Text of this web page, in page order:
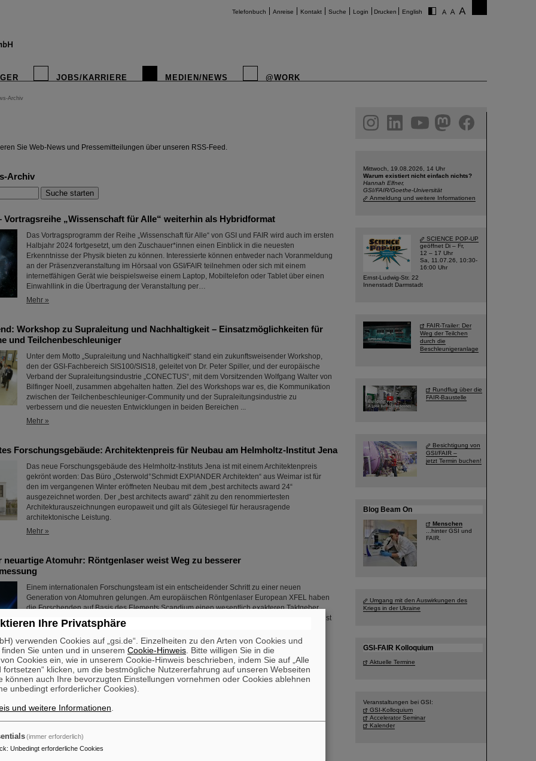
Telefonbuch Anreise Kontakt Suche Login Drucken English
JOBS/KARRIERE MEDIEN/NEWS @WORK
Archiv
Sie Web-News und Pressemitteilungen über unseren RSS-Feed.
Archiv
Vortragsreihe „Wissenschaft für Alle“ weiterhin als Hybridformat
Das Vortragsprogramm der Reihe „Wissenschaft für Alle“ von GSI und FAIR wird auch im ersten
Halbjahr 2024 fortgesetzt, um den Zuschauer*innen einen Einblick in die neuesten
Erkenntnisse der Physik bieten zu können. Interessierte können entweder nach Voranmeldung
an der Präsenzveranstaltung im Hörsaal von GSI/FAIR teilnehmen oder sich mit einem
internetfähigen Gerät wie beispielsweise einem Laptop, Mobiltelefon oder Tablet über einen
Einwahllink in die Übertragung der Veranstaltung per…
Mehr »
Workshop zu Supraleitung und Nachhaltigkeit – Einsatzmöglichkeiten für
und Teilchenbeschleuniger
Unter dem Motto „Supraleitung und Nachhaltigkeit“ stand ein zukunftsweisender Workshop,
den der GSI-Fachbereich SIS100/SIS18, geleitet von Dr. Peter Spiller, und der europäische
Verband der Supraleitungsindustrie „CONECTUS“, mit dem Vorsitzenden Wolfgang Walter von
Bilfinger Noell, zusammen abgehalten hatten. Ziel des Workshops war es, die Kommunikation
zwischen der Teilchenbeschleuniger-Community und der Supraleitungsindustrie zu
verbessern und die neuesten Entwicklungen in beiden Bereichen ...
Mehr »
Forschungsgebäude: Architektenpreis für Neubau am Helmholtz-Institut Jena
Das neue Forschungsgebäude des Helmholtz-Instituts Jena ist mit einem Architektenpreis
gekrönt worden: Das Büro „Osterwold°Schmidt EXP!ANDER Architekten“ aus Weimar ist für
den im vergangenen Winter eröffneten Neubau mit dem „best architects award 24“
ausgezeichnet worden. Der „best architects award“ zählt zu den renommiertesten
Architekturauszeichnungen europaweit und gilt als Gütesiegel für herausragende
architektonische Leistung.
Mehr »
neuartige Atomuhr: Röntgenlaser weist Weg zu besserer
Einem internationalen Forschungsteam ist ein entscheidender Schritt zu einer neuen
Generation von Atomuhren gelungen. Am europäischen Röntgenlaser European XFEL haben
die Forschenden auf Basis des Elements Scandium einen wesentlich exakteren Taktgeber
erzeugt, der eine Genauigkeit von einer Sekunde in 300 Milliarden Jahren ermöglicht – das ist
rund tausendmal präziser als die Standard-Atomuhr auf Cäsium-Basis. Das Team, zu dem
auch Wissenschaftler*innen des Helmholtz-Instituts Jena, ....
Mehr »
Wissenschaftskooperation: CNAO in Pavia erhält Fördermittel von über
gemeinsames Forschungsprojekt mit GSI in Darmstadt
Zwei der führenden europäischen Zentren für die Erforschung und Anwendung schwerer
facebook
Mittwoch, 19.08.2026, 14 Uhr
Warum existiert nicht einfach nichts?
Hannah Elfner,
GSI/FAIR/Goethe-Universität
Anmeldung und weitere Informationen
SCIENCE POP-UP
geöffnet Di – Fr,
12 – 17 Uhr
Sa, 11.07.26, 10:30-
16:00 Uhr
Ernst-Ludwig-Str. 22
Innenstadt Darmstadt
FAIR-Trailer: Der
Weg der Teilchen
durch die
Beschleunigeranlage
Rundflug über die
FAIR-Baustelle
Besichtigung von
GSI/FAIR –
jetzt Termin buchen!
Blog Beam On
Menschen
...hinter GSI und
FAIR.
Umgang mit den Auswirkungen des
Kriegs in der Ukraine
GSI-FAIR Kolloquium
Aktuelle Termine
Veranstaltungen bei GSI:
GSI-Kolloquium
Accelerator Seminar
Kalender
Ihre Privatsphäre
verwenden Cookies auf „gsi.de“. Einzelheiten zu den Arten von Cookies und
Sie unten und in unserem Cookie-Hinweis . Bitte willigen Sie in die
Cookies ein, wie in unserem Cookie-Hinweis beschrieben, indem Sie auf „Alle
fortsetzen“ klicken, um die bestmögliche Nutzererfahrung auf unseren Webseiten
können auch Ihre bevorzugten Einstellungen vornehmen oder Cookies ablehnen
unbedingt erforderlicher Cookies).
und weitere Informationen
(immer erforderlich)
: Unbedingt erforderliche Cookies